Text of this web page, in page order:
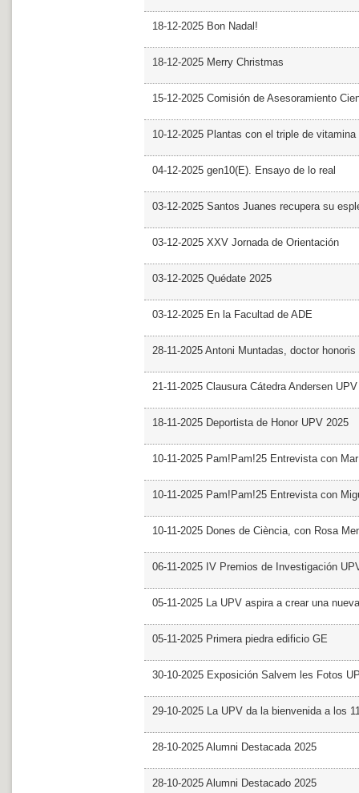
18-12-2025 Bon Nadal!
18-12-2025 Merry Christmas
15-12-2025 Comisión de Asesoramiento
10-12-2025 Plantas con el triple de vitamina
04-12-2025 gen10(E). Ensayo de lo real
03-12-2025 Santos Juanes recupera su
03-12-2025 XXV Jornada de Orientación
03-12-2025 Quédate 2025
03-12-2025 En la Facultad de ADE
28-11-2025 Antoni Muntadas, doctor
21-11-2025 Clausura Cátedra Andersen UPV
18-11-2025 Deportista de Honor UPV 2025
10-11-2025 Pam!Pam!25 Entrevista con
10-11-2025 Pam!Pam!25 Entrevista con
10-11-2025 Dones de Ciència, con Rosa
06-11-2025 IV Premios de Investigación
05-11-2025 La UPV aspira a crear una
05-11-2025 Primera piedra edificio GE
30-10-2025 Exposición Salvem les Fotos
29-10-2025 La UPV da la bienvenida a los
28-10-2025 Alumni Destacada 2025
28-10-2025 Alumni Destacado 2025